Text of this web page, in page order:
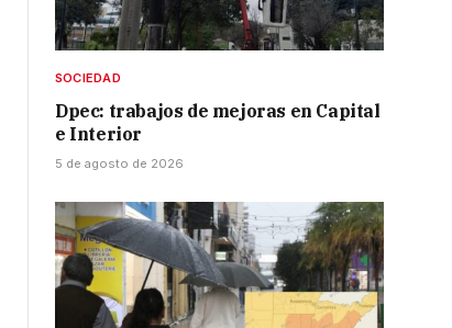
SOCIEDAD
Dpec: trabajos de mejoras en Capital
e Interior
5 de agosto de 2026